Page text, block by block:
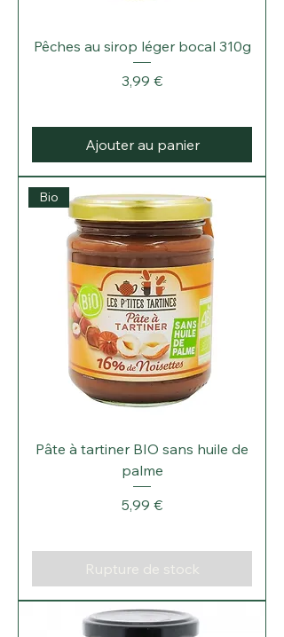
Pêches au sirop léger bocal 310g
Prix
3,99 €
Ajouter au panier
Bio
Pâte à tartiner BIO sans huile de
palme
Prix
5,99 €
Rupture de stock